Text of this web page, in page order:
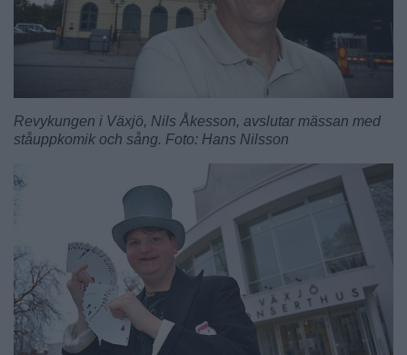
Revykungen i Växjö, Nils Åkesson, avslutar mässan med
ståuppkomik och sång. Foto: Hans Nilsson